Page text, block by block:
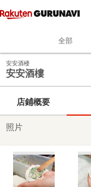
全部
安安酒楼
安安酒樓
店鋪概要
照片